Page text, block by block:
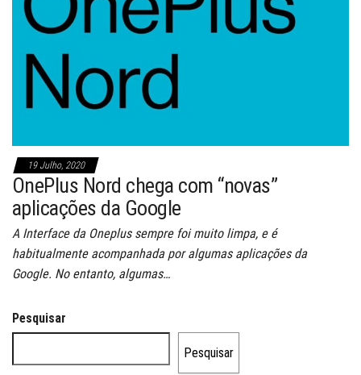
19 Julho, 2020
OnePlus Nord chega com “novas”
aplicações da Google
A Interface da Oneplus sempre foi muito limpa, e é
habitualmente acompanhada por algumas aplicações da
Google. No entanto, algumas…
Pesquisar
Pesquisar